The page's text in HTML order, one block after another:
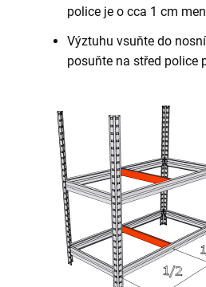
police je o cca 1 cm
Výztuhu vsuňte do
posuňte na střed police